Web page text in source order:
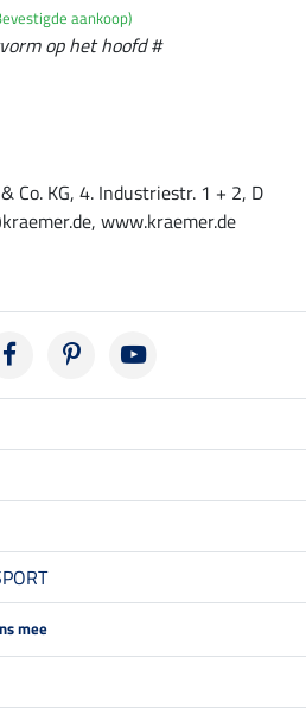
aankoop)
op het hoofd #
Co. KG, 4. Industriestr. 1 + 2, D
www.kraemer.de
mee